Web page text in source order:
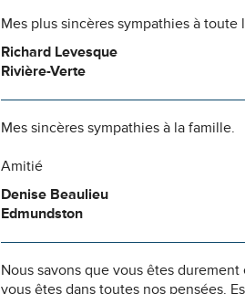
Mes plus sincères sympathies à toute
Richard Levesque
Rivière-Verte
Mes sincères sympathies à la famille.
Amitié
Denise Beaulieu
Edmundston
Nous savons que vous êtes
vous êtes dans toutes nos pensées.